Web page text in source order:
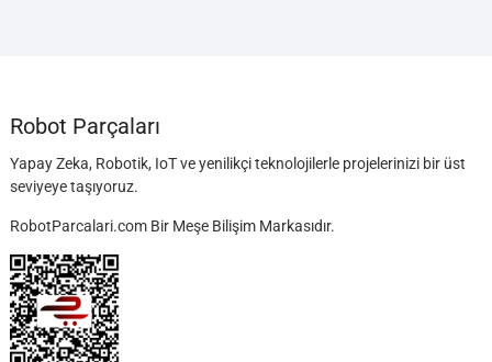
Robot Parçaları
Yapay Zeka, Robotik, IoT ve yenilikçi teknolojilerle projelerinizi bir üst
seviyeye taşıyoruz.
RobotParcalari.com Bir Meşe Bilişim Markasıdır.